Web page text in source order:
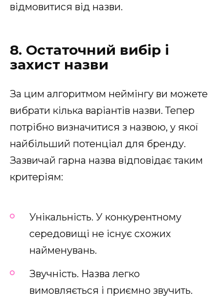
відмовитися від назви.
8. Остаточний вибір і
захист назви
За цим алгоритмом неймінгу ви можете
вибрати кілька варіантів назви. Тепер
потрібно визначитися з назвою, у якої
найбільший потенціал для бренду.
Зазвичай гарна назва відповідає таким
критеріям:
Унікальність. У конкурентному
середовищі не існує схожих
найменувань.
Звучність. Назва легко
вимовляється і приємно звучить.